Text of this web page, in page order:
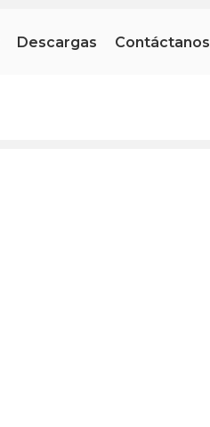
Descargas Contáctanos